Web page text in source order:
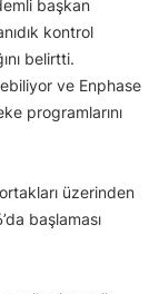
başkan
kontrol
belirtti.
ve Enphase
programlarını
üzerinden
başlaması